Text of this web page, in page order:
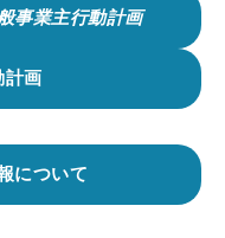
事業主行動計画
計画
について